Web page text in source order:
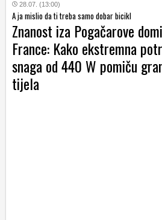
28.07. (13:00)
A ja mislio da ti treba samo dobar bicikl
Znanost iza Pogačarove
France: Kako ekstremna
snaga od 440 W pomiču
tijela